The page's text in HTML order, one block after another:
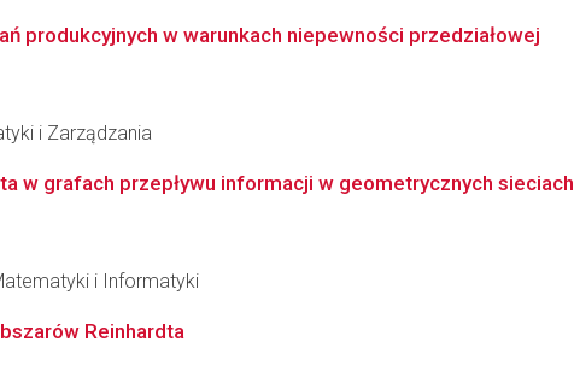
produkcyjnych w warunkach niepewności przedziałowej
i Zarządzania
w grafach przepływu informacji w geometrycznych
i Informatyki
Reinhardta